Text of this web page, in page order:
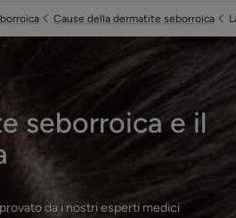
Cause della dermatite seborroica
seborroica e il
da i nostri esperti medici